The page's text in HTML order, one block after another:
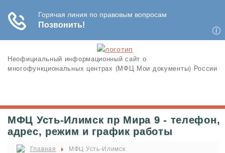
Неофициальный информационный сайт о
многофункциональных центрах (МФЦ Мои документы) России
МФЦ Усть-Илимск пр Мира 9 - телефон,
адрес, режим и график работы
Главная МФЦ Усть-Илимск